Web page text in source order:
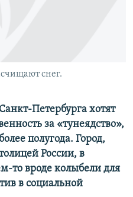
снег.
Петербурга хотят
за «тунеядство»,
полугода. Город,
России, в
то вроде колыбели для
в социальной